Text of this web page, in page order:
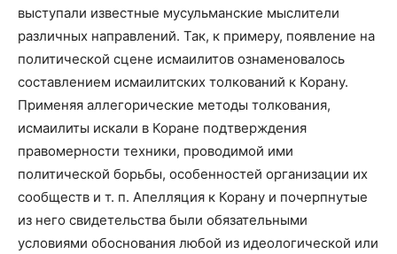
выступали известные мусульманские мыслители
различных направлений. Так, к примеру, появление на
политической сцене исмаилитов ознаменовалось
составлением исмаилитских толкований к Корану.
Применяя аллегорические методы толкования,
исмаилиты искали в Коране подтверждения
правомерности техники, проводимой ими
политической борьбы, особенностей организации их
сообществ и т. п. Апелляция к Корану и почерпнутые
из него свидетельства были обязательными
условиями обоснования любой из идеологической или